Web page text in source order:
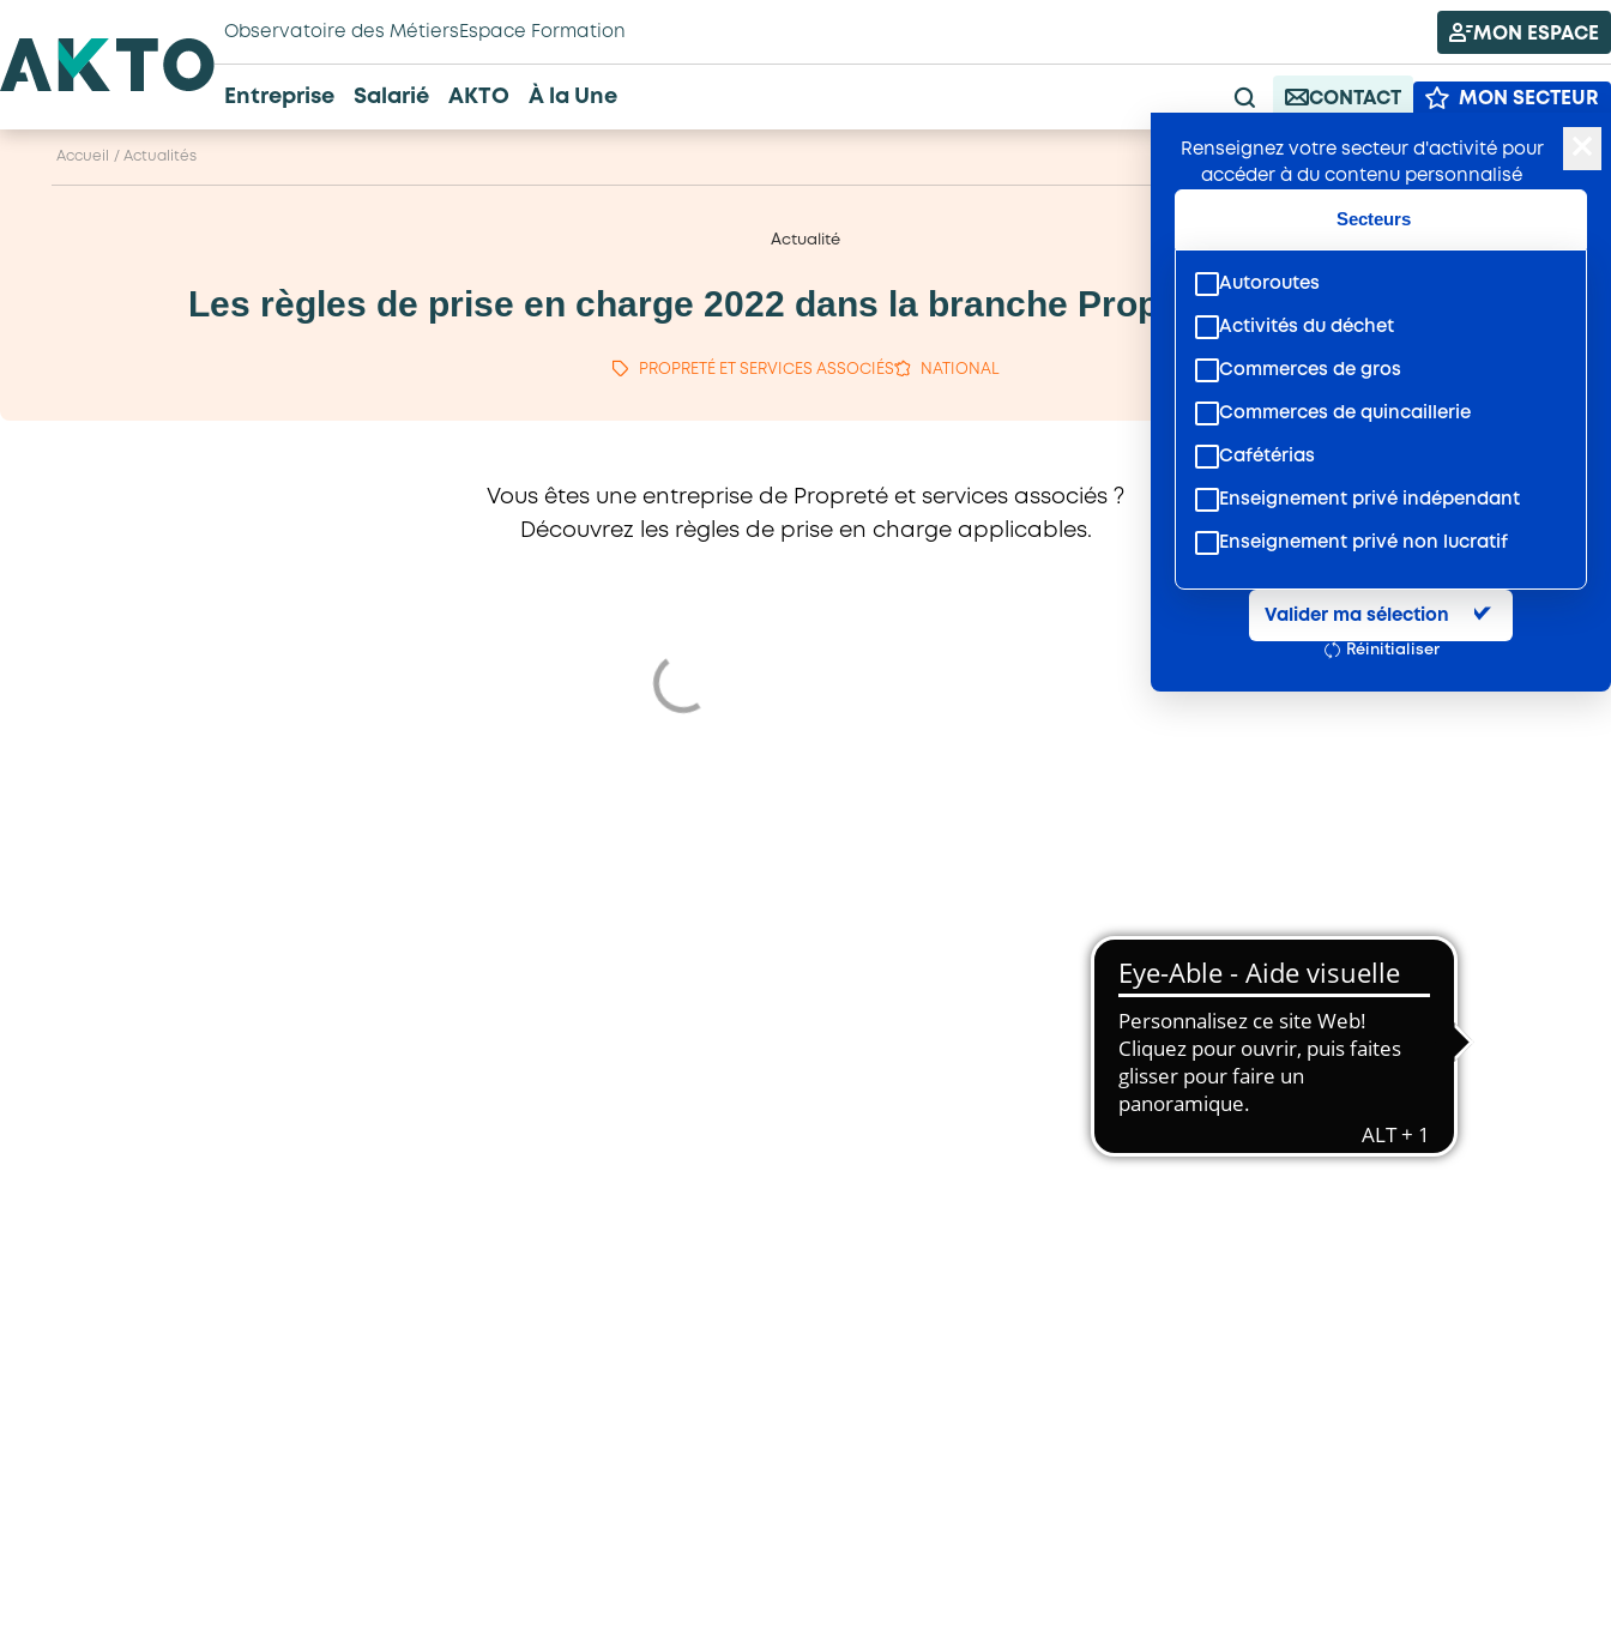
Observatoire des Métiers Espace Formation MON ESPACE
Entreprise Salarié AKTO À la Une
RECHERCHE
CONTACT MON SECTEUR
Renseignez votre secteur d'activité pour
accéder à du contenu personnalisé
Secteurs
Autoroutes
Activités du déchet
Commerces de gros
Commerces de quincaillerie
Cafétérias
Enseignement privé indépendant
Enseignement privé non lucratif
Entretien et location textile
Hôtels, cafés, restaurants
Services d'eau et d'assainissement
Travail mécanique du bois
Transport et travail aérien
Travail temporaire
Valider ma sélection
Réinitialiser
Accueil / Actualités Publié : 15/02/2022 A+ A-
Actualité
Les règles de prise en charge 2022 dans la branche Propreté et services
PROPRETÉ ET SERVICES ASSOCIÉS NATIONAL
Vous êtes une entreprise de Propreté et services associés ?
Découvrez les règles de prise en charge applicables.